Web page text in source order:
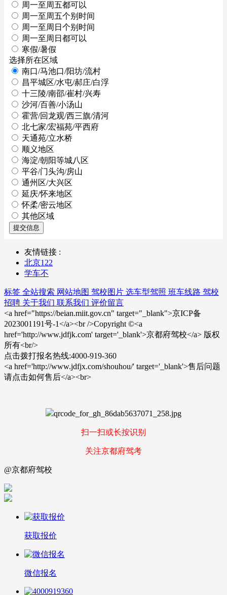
周一至周五都可以
周一至周五个别时间
周一至周日个别时间
周一至周日都可以
寒假/暑假
选择所在区域
南口/马池口/阳坊/流村
昌平城区/水屯/郝庄/白浮
十三陵/南邵/崔村/兴寿
沙河/百善/小汤山
霍营/回龙观/西三旗/清河
北七家/宏福苑/平西府
天通苑/立水桥
顺义地区
海淀/朝阳等城八区
平谷/门头沟/房山
通州区/大兴区
延庆/怀来地区
怀柔/密云地区
其他区域
提交信息
友情链接 :
北京122
学车不
标签 全站搜索 网站地图 驾校图片 选车型驾照 班车线路 驾校
招聘 关于我们 联系我们 评价留言
<a href="https://beian.miit.gov.cn" target="_blank">京ICP备
2023001191号-1</a><br />Copyright ©<a
href='http://www.jdfjk.com' target='_blank'>京都府驾校</a> 版权
所有<br/>
点击拨打报名热线:4000-919-360
<a href='http://www.jdfjx.com/shouhou/' target='_blank'>售后问题
请点击如何售后</a><br>
扫一扫或长按识别
关注京都府驾考
@京都府驾校
获取报价
微信报名